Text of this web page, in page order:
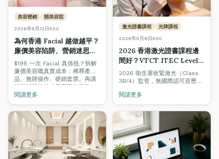
美容營銷 開美容院
2026年5月12日500
為何香港 Facial 越做越平？
廉價美容陷阱、營銷迷思與
如何選擇值得信任的美容院
（2026 完整指南）
$198 一次 Facial 真係抵？拆解
廉價美容嘅真實成本：稀釋產
品、無牌操作、硬銷套票。再講
解點解唔好信「美容院創業教
練」（利益衝突太明顯），以及
零franchise的官方指南 — Fine
Arts Beauty Stars。
閱讀更多
激光證書課程 光牌課程
2026年5月6日500
2026 香港激光證書課程邊
間好？VTCT ITEC Level 4
光牌完全攻略 + Mega Cell
One 實機教學
2026 衛生署收緊激光（Class
3B/4）監管，無國際認可資歷的
清香港激光證書課程邊間好、
VTCT ITEC Level 4 點解係黃金
標準、$9999 限時優惠、加埋
Mega Cell One 真機實操（OPT
平頂脈衝、7 種濾光片、藍寶石
-3°C 冰點冷凍）— 由零基礎到
考牌、入行、開店一文搞掂。
閱讀更多